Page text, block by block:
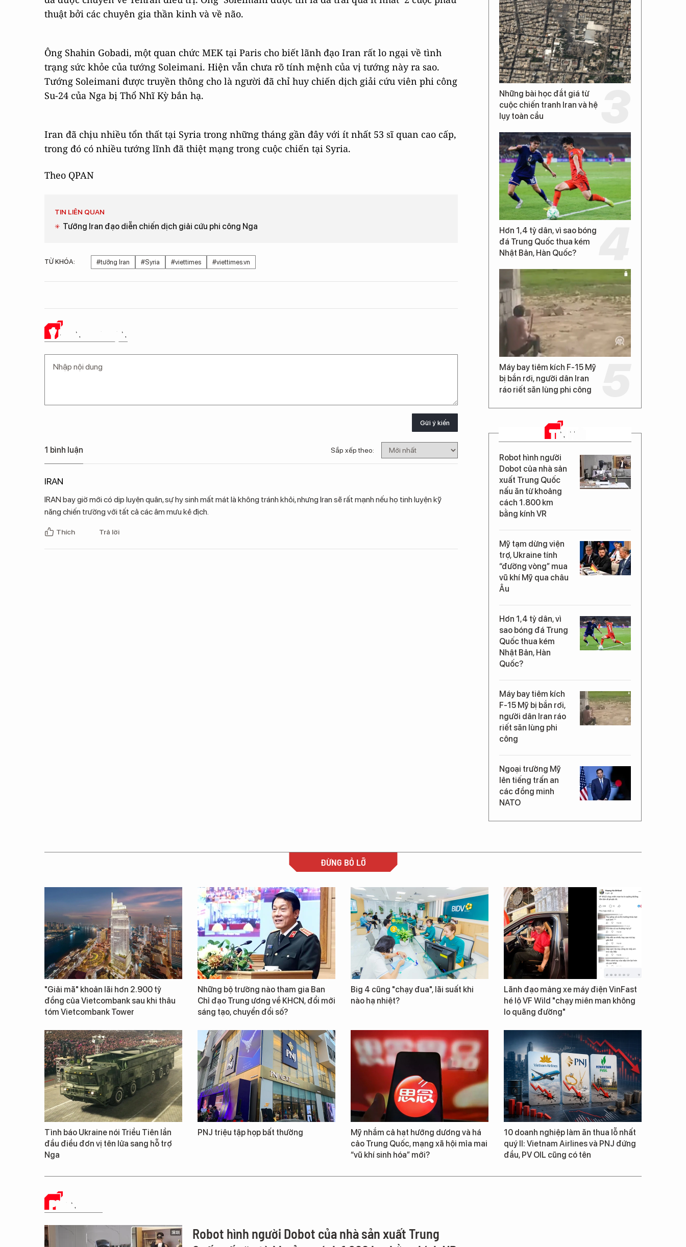
thuật bởi các chuyên gia thần kinh và về não.
Ông Shahin Gobadi, một quan chức MEK tại Paris cho biết lãnh đạo Iran rất lo ngại về tình
trạng sức khỏe của tướng Soleimani. Hiện vẫn chưa rõ tính mệnh của vị tướng này ra sao.
Tướng Soleimani được truyền thông cho là người đã chỉ huy chiến dịch giải cứu viên phi công
Su-24 của Nga bị Thổ Nhĩ Kỳ bắn hạ.
Iran đã chịu nhiều tổn thất tại Syria trong những tháng gần đây với ít nhất 53 sĩ quan cao cấp,
trong đó có nhiều tướng lĩnh đã thiệt mạng trong cuộc chiến tại Syria.
Theo QPAN
TIN LIÊN QUAN
Tướng Iran đạo diễn chiến dịch giải cứu phi công Nga
TỪ KHÓA: #tướng Iran #Syria #viettimes #viettimes.vn
Ý KIẾN CỦA BẠN
Gửi ý kiến
1 bình luận Sắp xếp theo:
IRAN
IRAN bay giờ mới có dịp luyện quân, sự hy sinh mất mát là không tránh khỏi, nhưng Iran sẽ rất mạnh nếu họ tinh luyện kỹ
năng chiến trường với tất cả các âm mưu kẻ địch.
Thích Trả lời
Những bài học đắt giá từ
cuộc chiến tranh Iran và hệ
lụy toàn cầu
Hơn 1,4 tỷ dân, vì sao bóng
đá Trung Quốc thua kém
Nhật Bản, Hàn Quốc?
Máy bay tiêm kích F-15 Mỹ
bị bắn rơi, người dân Iran
ráo riết săn lùng phi công
TIN MỚI
Robot hình người
Dobot của nhà sản
xuất Trung Quốc
nấu ăn từ khoảng
cách 1.800 km
bằng kính VR
Mỹ tạm dừng viện
trợ, Ukraine tính
“đường vòng” mua
vũ khí Mỹ qua châu
Âu
Hơn 1,4 tỷ dân, vì
sao bóng đá Trung
Quốc thua kém
Nhật Bản, Hàn
Quốc?
Máy bay tiêm kích
F-15 Mỹ bị bắn rơi,
người dân Iran ráo
riết săn lùng phi
công
Ngoại trưởng Mỹ
lên tiếng trấn an
các đồng minh
NATO
ĐỪNG BỎ LỠ
"Giải mã" khoản lãi hơn 2.900 tỷ
đồng của Vietcombank sau khi thâu
tóm Vietcombank Tower
Những bộ trưởng nào tham gia Ban
Chỉ đạo Trung ương về KHCN, đổi mới
sáng tạo, chuyển đổi số?
Big 4 cũng "chạy đua", lãi suất khi
nào hạ nhiệt?
Lãnh đạo mảng xe máy điện VinFast
hé lộ VF Wild "chạy miên man không
lo quãng đường"
Tình báo Ukraine nói Triều Tiên lần
đầu điều đơn vị tên lửa sang hỗ trợ
Nga
PNJ triệu tập họp bất thường
Mỹ nhắm cả hạt hướng dương và há
cảo Trung Quốc, mạng xã hội mỉa mai
“vũ khí sinh hóa” mới?
10 doanh nghiệp làm ăn thua lỗ nhất
quý II: Vietnam Airlines và PNJ đứng
đầu, PV OIL cũng có tên
PHÂN TÍCH
Robot hình người Dobot của nhà sản xuất Trung